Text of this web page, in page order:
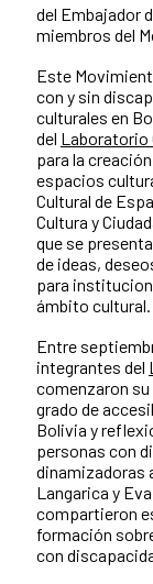
del Embajador
miembros del
Este
con y sin
culturales en
del Laboratorio
para la
espacios
Cultural de
Cultura y
que se
de ideas,
para
ámbito cultural.
Entre
integrantes del
comenzaron
grado de
Bolivia y
personas con
dinamizadoras
Langarica y
compartieron
formación
con